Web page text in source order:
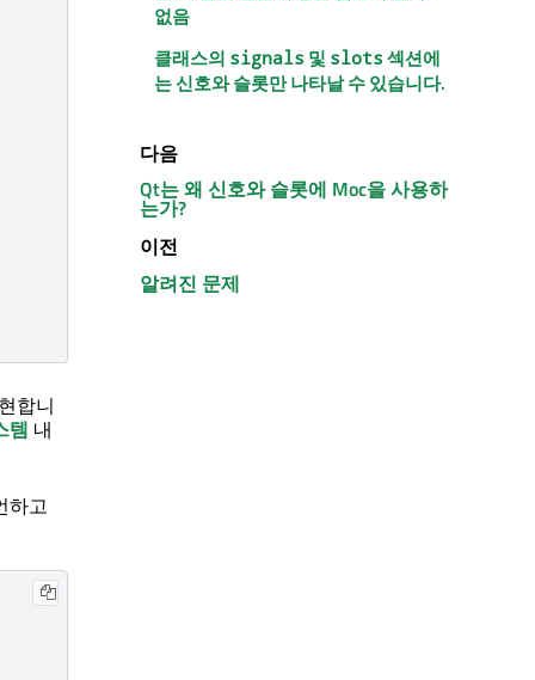
합니
템 내
하고
없음
클래스의 signals 및 slots 섹션에
는 신호와 슬롯만 나타날 수 있습니다.
다음
Qt는 왜 신호와 슬롯에 Moc을 사용하
는가?
이전
알려진 문제